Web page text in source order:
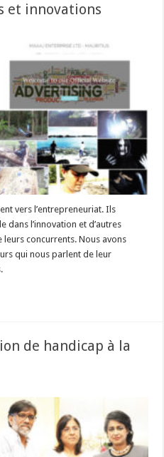
et innovations
vers l’entrepreneuriat. Ils
dans l’innovation et d’autres
concurrents. Nous avons
qui nous parlent de leur
de handicap à la